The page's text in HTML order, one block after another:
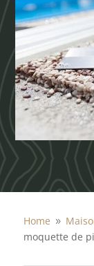
Home 9
moquette de